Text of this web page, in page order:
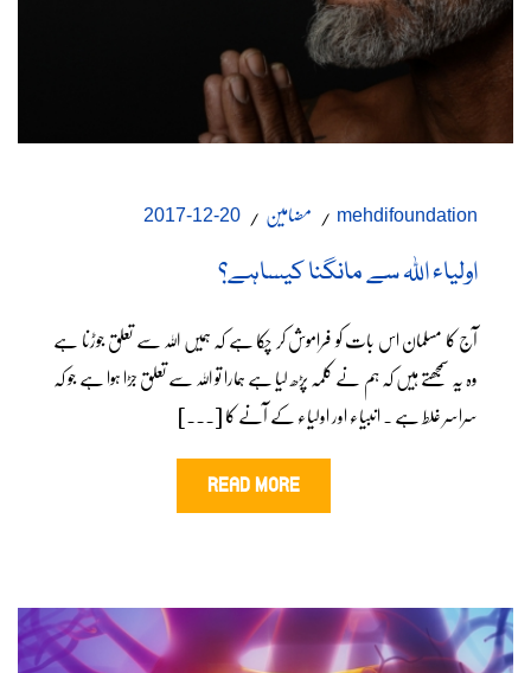
mehdifoundation مضامین 20-12-2017
اولیاء اللہ سے مانگنا کیساہے؟
آج کا مسلمان اس بات کو فراموش کر چکا ہے کہ ہمیں اللہ سے تعلق جوڑنا ہے
وہ یہ سمجھتے ہیں کہ ہم نے کلمہ پڑھ لیا ہے ہمارا تو اللہ سے تعلق جڑا ہوا ہے جو کہ
سراسر غلط ہے ۔ انبیاء اور اولیاء کے آنے کا [...]
READ MORE